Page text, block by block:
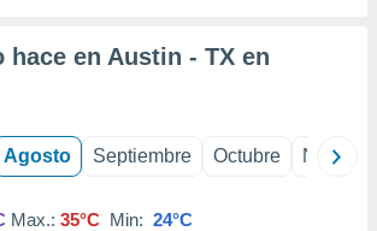
hace en Austin - TX en
Agosto Septiembre Octubre
Max.: 35°C Min: 24°C